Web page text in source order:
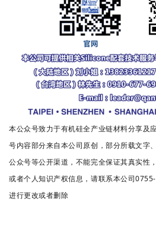
本公众号致力于有机硅全产业链材料分享及
号内容部分来自本公司原创，部分所载文字
公众号等公开渠道，不能完全保证其真实性
或者个人知识产权信息，请联系本公司
进行更改或者删除